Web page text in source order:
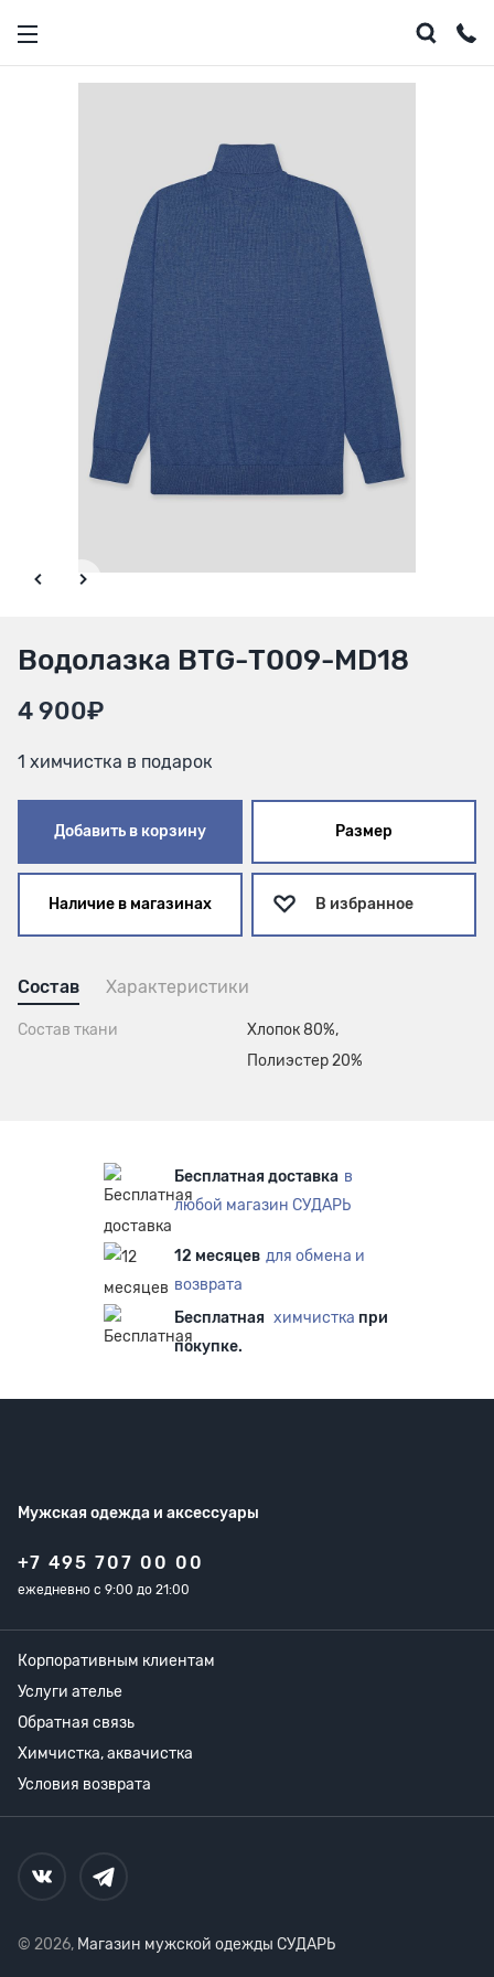
Водолазка BTG-Т009-MD18
4 900₽
1 химчистка в подарок
Добавить в корзину Размер
Наличие в магазинах В избранное
Состав Характеристики
Состав ткани
Хлопок 80%,
Полиэстер 20%
Бесплатная доставка в
любой магазин СУДАРЬ
12 месяцев для обмена и
возврата
Бесплатная химчистка при
покупке.
Мужская одежда и аксессуары
+7 495 707 00 00
ежедневно с 9:00 до 21:00
Корпоративным клиентам
Услуги ателье
Обратная связь
Химчистка, аквачистка
Условия возврата
© 2026, Магазин мужской одежды СУДАРЬ